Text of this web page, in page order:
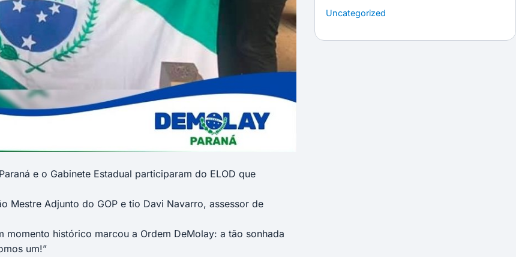
e o Gabinete Estadual participaram do ELOD que
Mestre Adjunto do GOP e tio Davi Navarro, assessor de
histórico marcou a Ordem DeMolay: a tão sonhada
um!”
Uncategorized